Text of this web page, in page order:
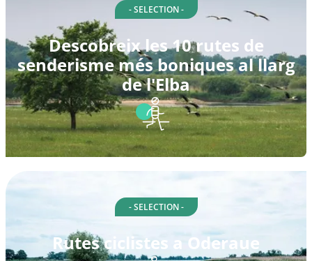
- SELECTION -
Descobreix les 10 rutes de
senderisme més boniques al llarg
de l'Elba
- SELECTION -
Rutes ciclistes a Oderaue